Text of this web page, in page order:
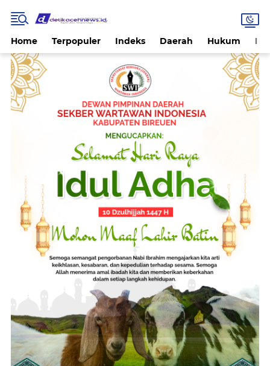
Home Terpopuler Indeks Daerah Hukum